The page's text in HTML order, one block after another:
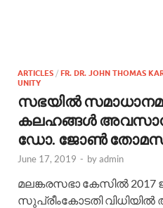
ARTICLES / FR. DR. JOHN THOMAS
UNITY
സഭയില്‍
കലഹങ്ങള്‍
ഡോ. ജോണ്‍ തോമസ്
June 17, 2019 - byadmin
മലങ്കരസഭാ കേസില്‍
സുപ്രീംകോടതി വിധിയില്‍